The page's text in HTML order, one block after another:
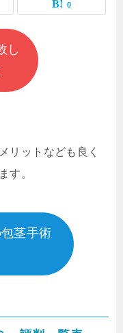
0
し
リットなども良く
す。
茎手術